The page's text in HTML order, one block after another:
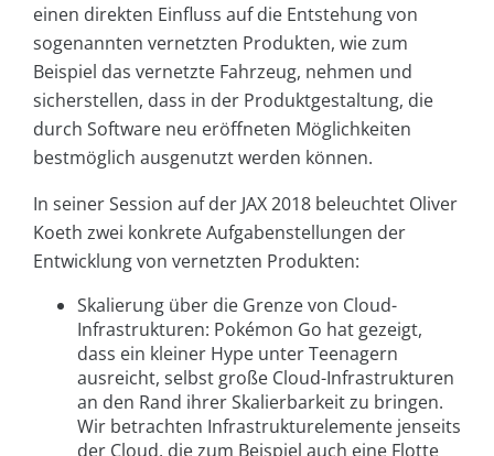
einen direkten Einfluss auf die Entstehung von
sogenannten vernetzten Produkten, wie zum
Beispiel das vernetzte Fahrzeug, nehmen und
sicherstellen, dass in der Produktgestaltung, die
durch Software neu eröffneten Möglichkeiten
bestmöglich ausgenutzt werden können.
In seiner Session auf der JAX 2018 beleuchtet Oliver
Koeth zwei konkrete Aufgabenstellungen der
Entwicklung von vernetzten Produkten:
Skalierung über die Grenze von Cloud-
Infrastrukturen: Pokémon Go hat gezeigt,
dass ein kleiner Hype unter Teenagern
ausreicht, selbst große Cloud-Infrastrukturen
an den Rand ihrer Skalierbarkeit zu bringen.
Wir betrachten Infrastrukturelemente jenseits
der Cloud, die zum Beispiel auch eine Flotte